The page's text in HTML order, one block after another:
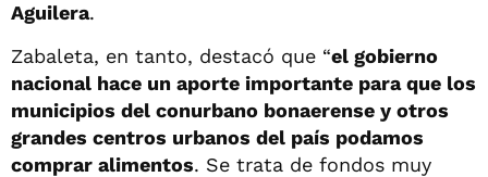
Aguilera.
Zabaleta, en tanto, destacó que “el gobierno
nacional hace un aporte importante para que los
municipios del conurbano bonaerense y otros
grandes centros urbanos del país podamos
comprar alimentos. Se trata de fondos muy